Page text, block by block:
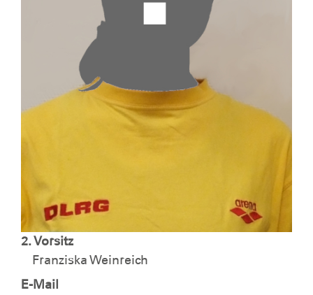
2. Vorsitz
Franziska Weinreich
E-Mail